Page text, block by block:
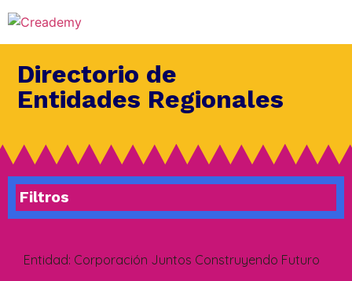
Directorio de
Entidades Regionales
Filtros
Entidad: Corporación Juntos Construyendo Futuro